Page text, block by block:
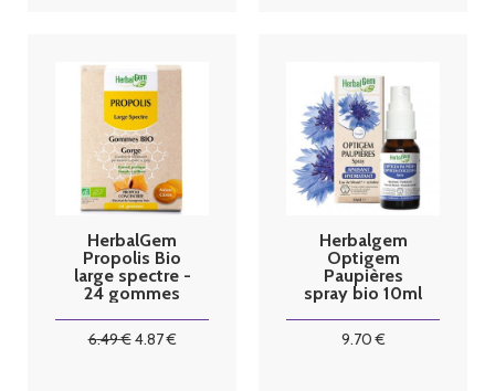
HerbalGem
Propolis Bio
large spectre -
24 gommes
6.49€4.87€
Herbalgem
Optigem
Paupières
spray bio 10ml
9.70€